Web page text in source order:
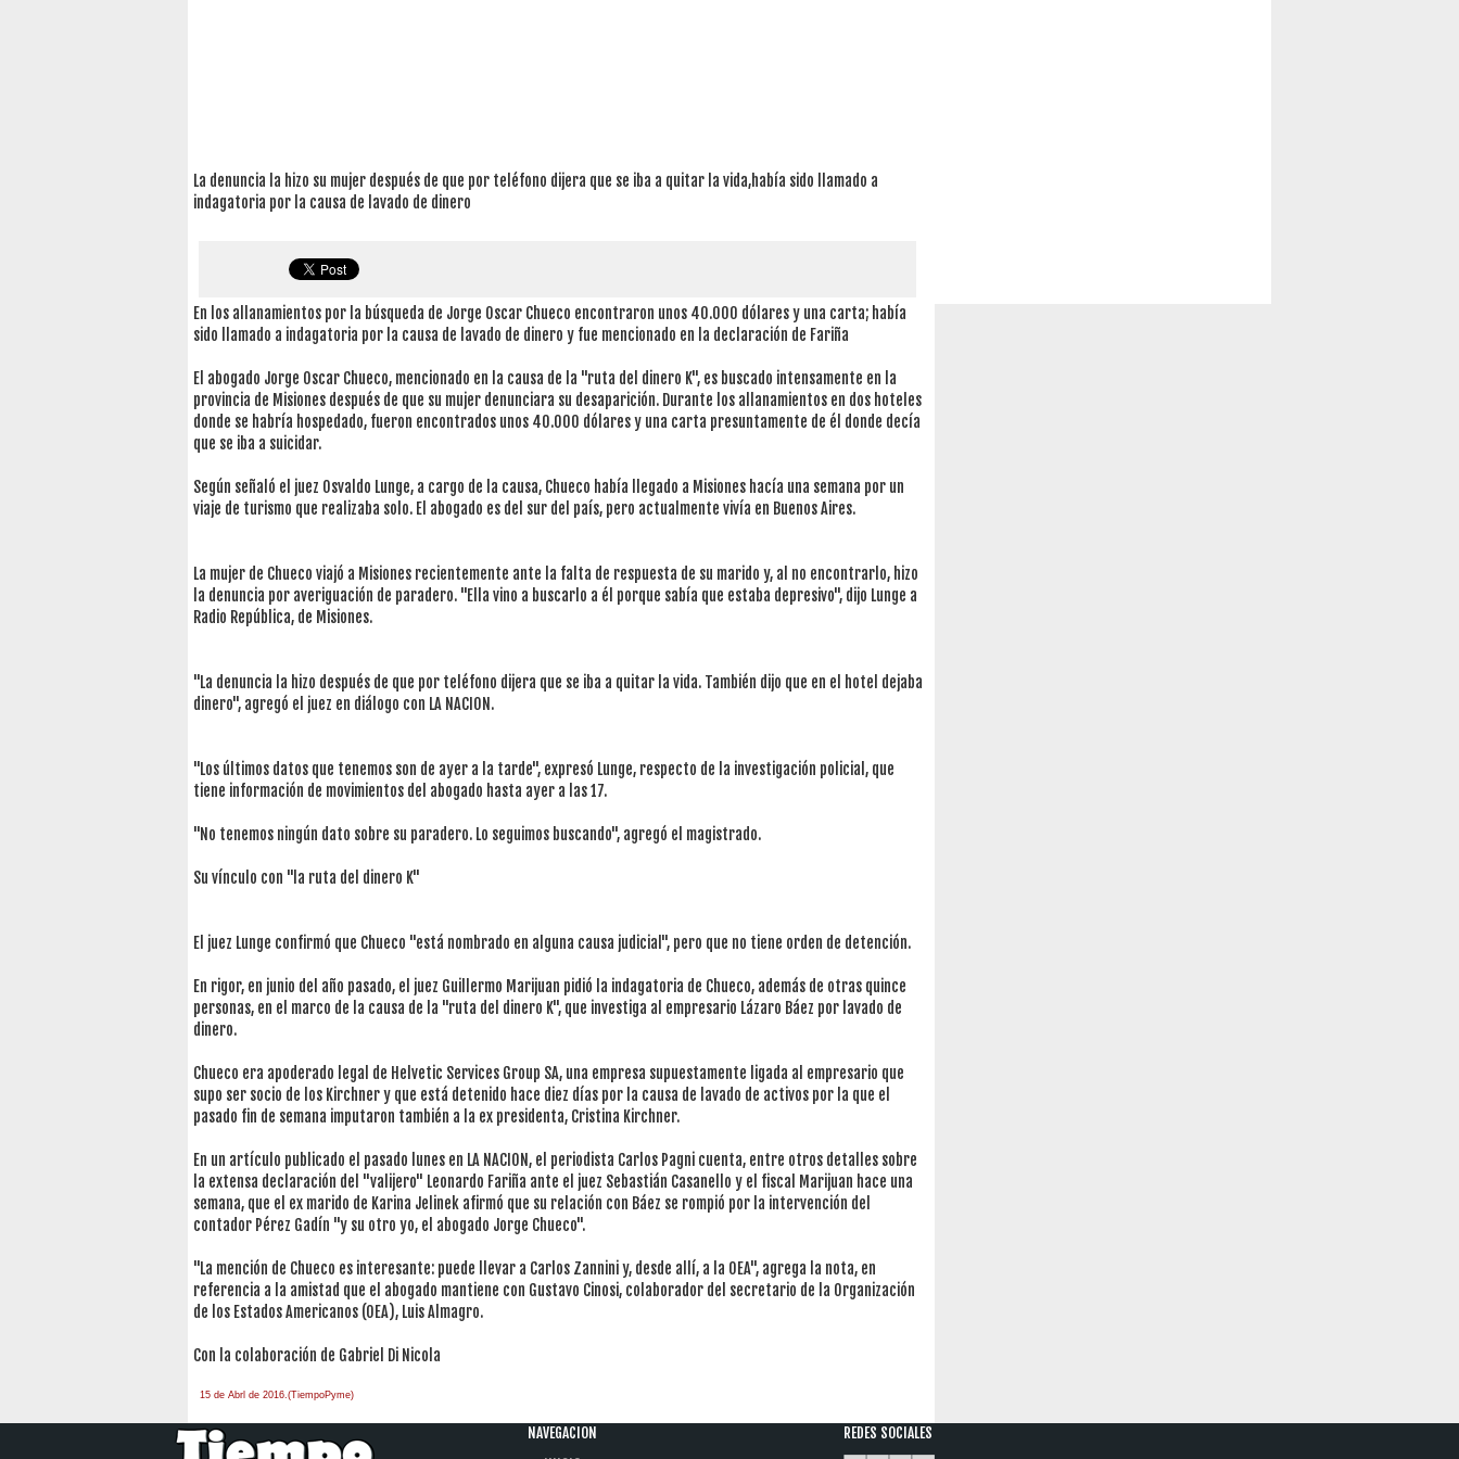
La denuncia la hizo su mujer después de que por teléfono dijera que se iba a quitar la vida,había sido llamado a
indagatoria por la causa de lavado de dinero
En los allanamientos por la búsqueda de Jorge Oscar Chueco encontraron unos 40.000 dólares y una carta; había
sido llamado a indagatoria por la causa de lavado de dinero y fue mencionado en la declaración de Fariña
El abogado Jorge Oscar Chueco, mencionado en la causa de la "ruta del dinero K", es buscado intensamente en la
provincia de Misiones después de que su mujer denunciara su desaparición. Durante los allanamientos en dos hoteles
donde se habría hospedado, fueron encontrados unos 40.000 dólares y una carta presuntamente de él donde decía
que se iba a suicidar.
Según señaló el juez Osvaldo Lunge, a cargo de la causa, Chueco había llegado a Misiones hacía una semana por un
viaje de turismo que realizaba solo. El abogado es del sur del país, pero actualmente vivía en Buenos Aires.
La mujer de Chueco viajó a Misiones recientemente ante la falta de respuesta de su marido y, al no encontrarlo, hizo
la denuncia por averiguación de paradero. "Ella vino a buscarlo a él porque sabía que estaba depresivo", dijo Lunge a
Radio República, de Misiones.
"La denuncia la hizo después de que por teléfono dijera que se iba a quitar la vida. También dijo que en el hotel dejaba
dinero", agregó el juez en diálogo con LA NACION.
"Los últimos datos que tenemos son de ayer a la tarde", expresó Lunge, respecto de la investigación policial, que
tiene información de movimientos del abogado hasta ayer a las 17.
"No tenemos ningún dato sobre su paradero. Lo seguimos buscando", agregó el magistrado.
Su vínculo con "la ruta del dinero K"
El juez Lunge confirmó que Chueco "está nombrado en alguna causa judicial", pero que no tiene orden de detención.
En rigor, en junio del año pasado, el juez Guillermo Marijuan pidió la indagatoria de Chueco, además de otras quince
personas, en el marco de la causa de la "ruta del dinero K", que investiga al empresario Lázaro Báez por lavado de
dinero.
Chueco era apoderado legal de Helvetic Services Group SA, una empresa supuestamente ligada al empresario que
supo ser socio de los Kirchner y que está detenido hace diez días por la causa de lavado de activos por la que el
pasado fin de semana imputaron también a la ex presidenta, Cristina Kirchner.
En un artículo publicado el pasado lunes en LA NACION, el periodista Carlos Pagni cuenta, entre otros detalles sobre
la extensa declaración del "valijero" Leonardo Fariña ante el juez Sebastián Casanello y el fiscal Marijuan hace una
semana, que el ex marido de Karina Jelinek afirmó que su relación con Báez se rompió por la intervención del
contador Pérez Gadín "y su otro yo, el abogado Jorge Chueco".
"La mención de Chueco es interesante: puede llevar a Carlos Zannini y, desde allí, a la OEA", agrega la nota, en
referencia a la amistad que el abogado mantiene con Gustavo Cinosi, colaborador del secretario de la Organización
de los Estados Americanos (OEA), Luis Almagro.
Con la colaboración de Gabriel Di Nicola
15 de Abrl de 2016.(TiempoPyme)
NAVEGACION
REDES SOCIALES